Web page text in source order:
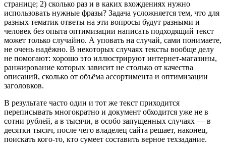
странице; 2) сколько раз и в каких вхождениях нужно
использовать нужные фразы? Задача усложняется тем, что для
разных тематик ответы на эти вопросы будут разными и
человек без опыта оптимизации написать подходящий текст
может только случайно. А уповать на случай, сами понимаете,
не очень надёжно. В некоторых случаях тексты вообще делу
не помогают: хорошо это иллюстрируют интернет-магазины,
ранжирование которых зависит не столько от качества
описаний, сколько от объёма ассортимента и оптимизации
заголовков.
В результате часто один и тот же текст приходится
переписывать многократно и документ обходится уже не в
сотни рублей, а в тысячи, в особо запущенных случаях — в
десятки тысяч, после чего владелец сайта решает, наконец,
поискать кого-то, кто сумеет составить верное техзадание.